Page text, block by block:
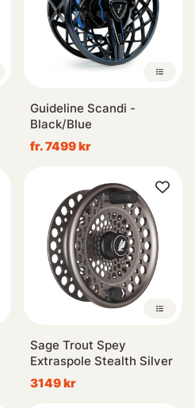
Guideline Scandi -
Black/Blue
fr. 7499 kr
Sage Trout Spey
Extraspole Stealth Silver
3149 kr